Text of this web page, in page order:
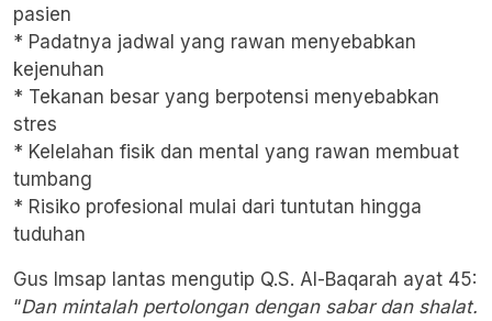
pasien
* Padatnya jadwal yang rawan menyebabkan
kejenuhan
* Tekanan besar yang berpotensi menyebabkan
stres
* Kelelahan fisik dan mental yang rawan membuat
tumbang
* Risiko profesional mulai dari tuntutan hingga
tuduhan
Gus Imsap lantas mengutip Q.S. Al-Baqarah ayat 45:
“Dan mintalah pertolongan dengan sabar dan shalat.